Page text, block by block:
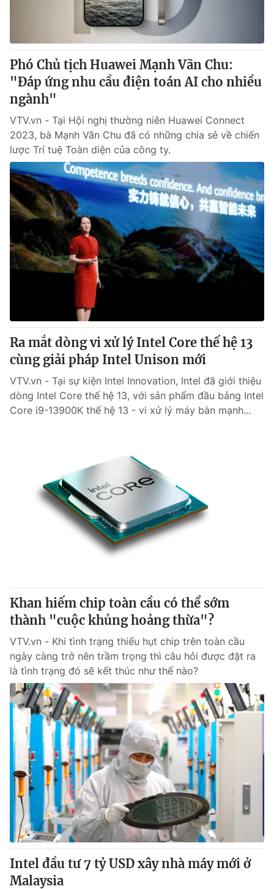
Thị trường
Tư vấn
Lịch phát sóng
Chuyên mục khác
Emagazine
Photo Infographic
Video Shorts video
VTV Money VTV Thể thao
VTV Sức khoẻ Bất động sản
Thị trường 24h Tấm lòng Việt
VTV4
VTV9 VTV8
Liên hệ tòa soạn English
Theo dõi báo trên
Đài Truyền hình Việt Nam
cấp ngày 29/12/2023
Tổng Biên tập:Vũ Thanh Thủy
Phó Tổng Biên tập:
Nguyễn Thị Mỹ Hạnh, Phạm Quốc Thắng,
Nguyễn Trọng Ninh
Tổng đài VTV:024.38 355 931 - 024.38 355 932
Ðiện thoại Thời báo VTV:024.66 897 897
Email:toasoan@vtv.vn
Liên hệ quảng cáo:024-7300.7108
® Cấm sao chép dưới mọi hình thức nếu không có sự chấp
Phó Chủ tịch Huawei Mạnh Vãn Chu:
"Đáp ứng nhu cầu điện toán AI cho nhiều
ngành"
VTV.vn - Tại Hội nghị thường niên Huawei Connect
2023, bà Mạnh Vãn Chu đã có những chia sẻ về chiến
lược Trí tuệ Toàn diện của công ty.
Ra mắt dòng vi xử lý Intel Core thế hệ 13
cùng giải pháp Intel Unison mới
VTV.vn - Tại sự kiện Intel Innovation, Intel đã giới thiệu
dòng Intel Core thế hệ 13, với sản phẩm đầu bảng Intel
Core i9-13900K thế hệ 13 - vi xử lý máy bàn mạnh...
Khan hiếm chip toàn cầu có thể sớm
thành "cuộc khủng hoảng thừa"?
VTV.vn - Khi tình trạng thiếu hụt chip trên toàn cầu
ngày càng trở nên trầm trọng thì câu hỏi được đặt ra
là tình trạng đó sẽ kết thúc như thế nào?
Intel đầu tư 7 tỷ USD xây nhà máy mới ở
Malaysia